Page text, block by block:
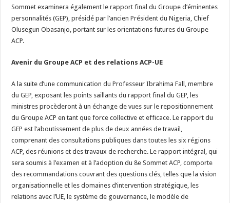
Sommet examinera également le rapport final du Groupe d’éminentes
personnalités (GEP), présidé par l’ancien Président du Nigeria, Chief
Olusegun Obasanjo, portant sur les orientations futures du Groupe
ACP.
Avenir du Groupe ACP et des relations ACP-UE
A la suite d’une communication du Professeur Ibrahima Fall, membre
du GEP, exposant les points saillants du rapport final du GEP, les
ministres procèderont à un échange de vues sur le repositionnement
du Groupe ACP en tant que force collective et efficace. Le rapport du
GEP est l’aboutissement de plus de deux années de travail,
comprenant des consultations publiques dans toutes les six régions
ACP, des réunions et des travaux de recherche. Le rapport intégral, qui
sera soumis à l’examen et à l’adoption du 8e Sommet ACP, comporte
des recommandations couvrant des questions clés, telles que la vision
organisationnelle et les domaines d’intervention stratégique, les
relations avec l’UE, le système de gouvernance, le modèle de